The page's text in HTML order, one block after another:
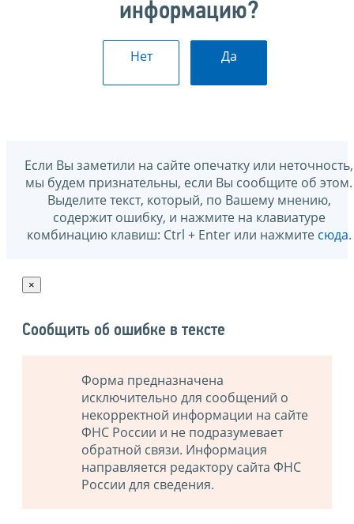
информацию?
Нет Да
Если Вы заметили на сайте опечатку или неточность,
мы будем признательны, если Вы сообщите об этом.
Выделите текст, который, по Вашему мнению,
содержит ошибку, и нажмите на клавиатуре
комбинацию клавиш: Ctrl + Enter или нажмите сюда.
×
Сообщить об ошибке в тексте
Форма предназначена
исключительно для сообщений о
некорректной информации на сайте
ФНС России и не подразумевает
обратной связи. Информация
направляется редактору сайта ФНС
России для сведения.